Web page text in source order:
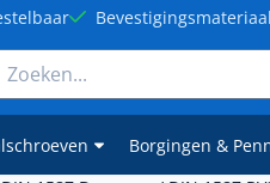
Borgingen &